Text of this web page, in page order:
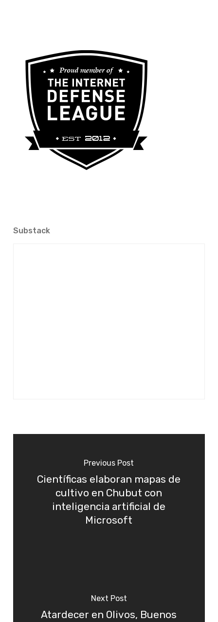
Substack
Previous Post
Científicas elaboran mapas de
cultivo en Chubut con
inteligencia artificial de
Microsoft
Next Post
Atardecer en Olivos, Buenos